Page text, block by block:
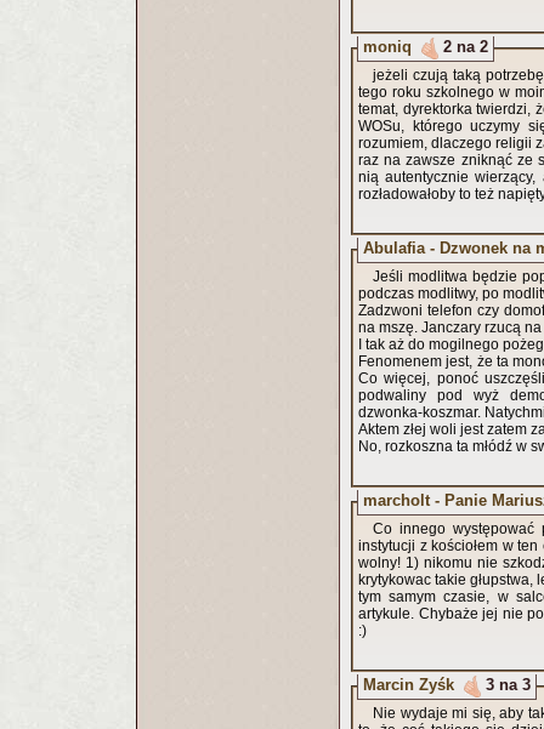
moniq 2 na 2
jeżeli czują taką
tego roku szkolnego w
temat, dyrektorka twierdzi,
WOSu, którego uczymy
rozumiem, dlaczego religii
raz na zawsze zniknąć ze
nią autentycznie
rozładowałoby to też
Abulafia - Dzwonek na
Jeśli modlitwa będzie
podczas modlitwy, po
Zadzwoni telefon czy
na mszę. Janczary rzucą
I tak aż do mogilnego
Fenomenem jest, że ta
Co więcej, ponoć
podwaliny pod wyż
dzwonka-koszmar.
Aktem złej woli jest zatem
No, rozkoszna ta młódź w
marcholt - Panie
Co innego występować
instytucji z kościołem w
wolny! 1) nikomu nie
krytykowac takie
tym samym czasie, w
artykule. Chybaże jej nie
:)
Marcin Zyśk 3 na 3
Nie wydaje mi się, aby